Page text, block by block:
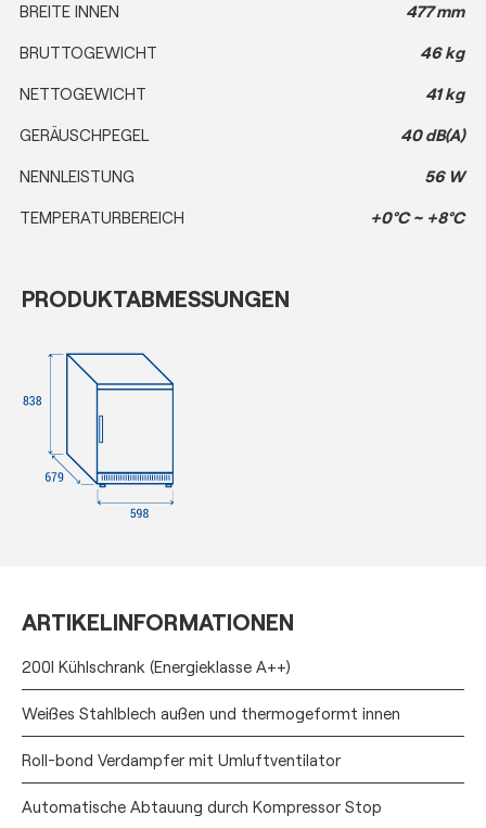
ARTIKELINFORMATIONEN
200l Kühlschrank (Energieklasse A++)
Weißes Stahlblech außen und thermogeformt innen
Roll-bond Verdampfer mit Umluftventilator
Automatische Abtauung durch Kompressor Stop
BREITE INNEN 477 mm
BRUTTOGEWICHT 46 kg
NETTOGEWICHT 41 kg
GERÄUSCHPEGEL 40 dB(A)
NENNLEISTUNG 56 W
TEMPERATURBEREICH +0°C ~ +8°C
PRODUKTABMESSUNGEN